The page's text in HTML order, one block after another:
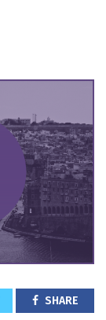
SHARE